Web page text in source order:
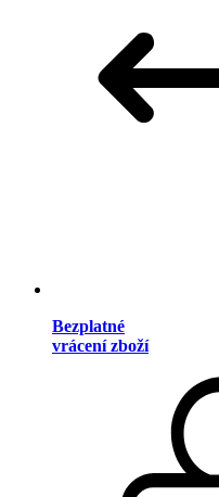
Bezplatné
vrácení zboží